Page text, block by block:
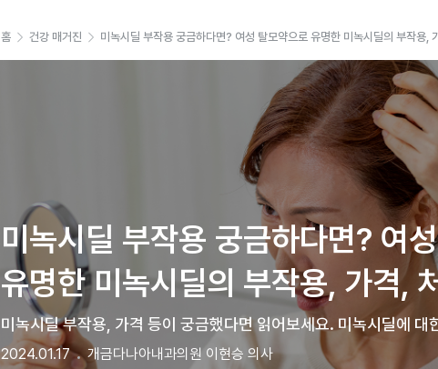
홈 건강 매거진 미녹시딜 부작용 궁금하다면? 여성 탈모약으로 유명한 미녹시딜의 부작용,
미녹시딜 부작용 궁금하다면? 여
유명한 미녹시딜의 부작용, 가격,
미녹시딜 부작용, 가격 등이 궁금했다면 읽어보세요. 미녹시딜에 대
2024.01.17 개금다나아내과의원 이현승 의사